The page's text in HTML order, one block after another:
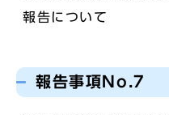
報告について
報告事項No.7